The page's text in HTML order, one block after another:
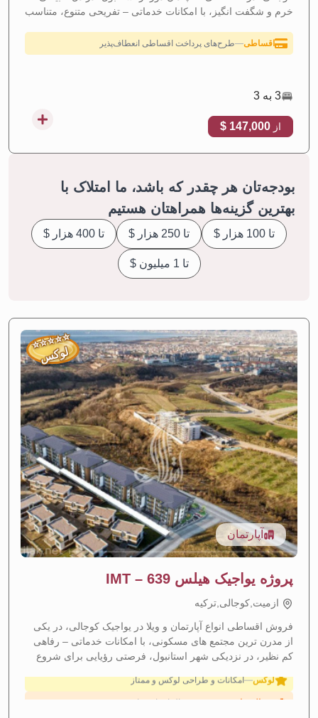
خرم و شگفت انگیز، با امکانات خدماتی – تفریحی متنوع، متناسب
در حال ساخت پروژه در حال اجرا و ساخت
اقساطی—طرح‌های پرداخت اقساطی انعطاف‌پذیر
3 به 3
از 147,000 $
بودجه‌تان هر چقدر که باشد، ما امتلاک با
بهترین گزینه‌ها همراهتان هستیم
تا 100 هزار $ تا 250 هزار $ تا 400 هزار $
تا 1 میلیون $
⭐
⭐
⭐
⭐
⭐
لوکس
آپارتمان
پروژه یواجیک هیلس IMT – 639
ازمیت,کوجالی,تركيه
فروش اقساطی انواع آپارتمان و ویلا در یواجیک کوجالی، در یکی
از مدرن ترین مجتمع های مسکونی، با امکانات خدماتی – رفاهی
کم نظیر، در نزدیکی شهر استانبول، فرصتی رؤیایی برای شروع
پروژه، با شرکت امتلاک تماس بگیرید.
افزایش ارزش مورد انتظار — منطقه با رشد سریع
بازده اجاره‌ای بالا—بازده قوی سرمایه‌گذاری از اجاره
لوکس —امکانات و طراحی لوکس و ممتاز
در حال ساخت پروژه در حال اجرا و ساخت